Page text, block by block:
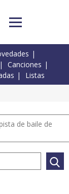
Canciones
Listas
de baile de